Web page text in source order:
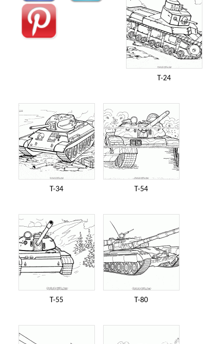
T-24
T-34 T-54
T-55 T-80